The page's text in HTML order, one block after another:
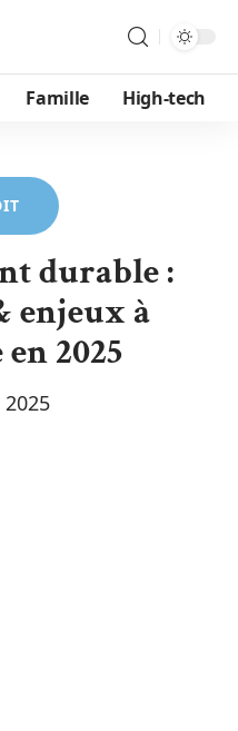
Famille High-tech
durable :
enjeux à
2025